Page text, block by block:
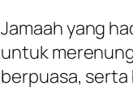
Jamaah yang
untuk
berpuasa, serta